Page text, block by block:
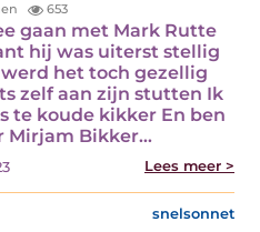
653
gaan met Mark Rutte
hij was uiterst stellig
het toch gezellig
zelf aan zijn stutten Ik
te koude kikker En ben
Mirjam Bikker…
Lees meer >
snelsonnet